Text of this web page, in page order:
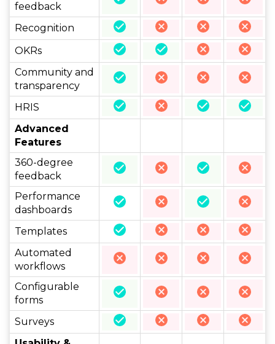
feedback
Recognition
OKRs
Community and
transparency
HRIS
Advanced
Features
360-degree
feedback
Performance
dashboards
Templates
Automated
workflows
Configurable
forms
Surveys